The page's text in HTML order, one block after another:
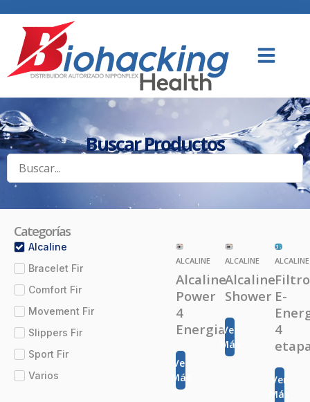
Buscar Productos
Categorías
Alcaline
Bracelet Fir
Comfort Fir
Movement Fir
Slippers Fir
Sport Fir
Varios
ALCALINE
Alcaline
Power
4
Energias
Ver
Más
ALCALINE
Alcaline
Shower
Ver
Más
ALCALINE
Filtro
E-
4
Ver
Más